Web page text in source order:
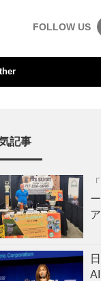
FOLLOW US
記事